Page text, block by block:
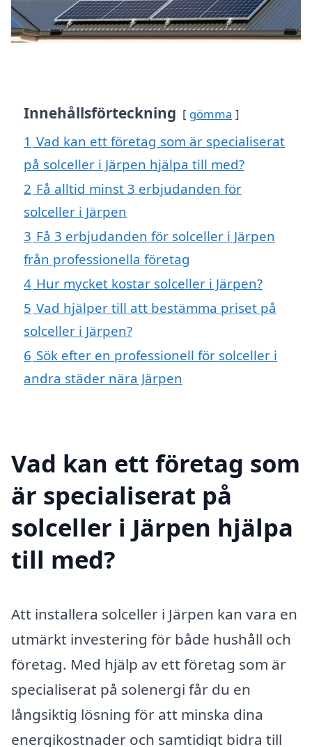
Innehållsförteckning gömma
1 Vad kan ett företag som är specialiserat
på solceller i Järpen hjälpa till med?
2 Få alltid minst 3 erbjudanden för
solceller i Järpen
3 Få 3 erbjudanden för solceller i Järpen
från professionella företag
4 Hur mycket kostar solceller i Järpen?
5 Vad hjälper till att bestämma priset på
solceller i Järpen?
6 Sök efter en professionell för solceller i
andra städer nära Järpen
Vad kan ett företag som
är specialiserat på
solceller i Järpen hjälpa
till med?
Att installera solceller i Järpen kan vara en
utmärkt investering för både hushåll och
företag. Med hjälp av ett företag som är
specialiserat på solenergi får du en
långsiktig lösning för att minska dina
energikostnader och samtidigt bidra till